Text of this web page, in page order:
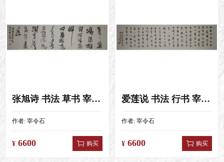
张旭诗 书法 草书 宰令石 4尺对开（1
作者: 宰令石
¥ 6600 购买
爱莲说 书法 行书 宰令石 4尺对开（1
作者: 宰令石
¥ 6600 购买